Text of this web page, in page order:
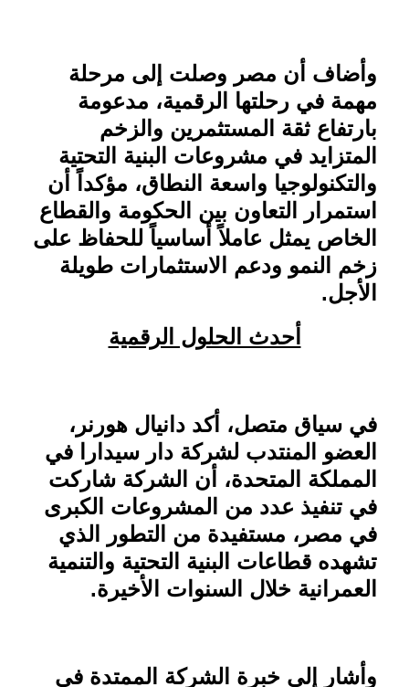
وأضاف أن مصر وصلت إلى مرحلة
مهمة في رحلتها الرقمية، مدعومة
بارتفاع ثقة المستثمرين والزخم
المتزايد في مشروعات البنية التحتية
والتكنولوجيا واسعة النطاق، مؤكداً أن
استمرار التعاون بين الحكومة والقطاع
الخاص يمثل عاملاً أساسياً للحفاظ على
زخم النمو ودعم الاستثمارات طويلة
الأجل.
أحدث الحلول الرقمية
في سياق متصل، أكد دانيال هورنر،
العضو المنتدب لشركة دار سيدارا في
المملكة المتحدة، أن الشركة شاركت
في تنفيذ عدد من المشروعات الكبرى
في مصر، مستفيدة من التطور الذي
تشهده قطاعات البنية التحتية والتنمية
العمرانية خلال السنوات الأخيرة.
وأشار إلى خبرة الشركة الممتدة في